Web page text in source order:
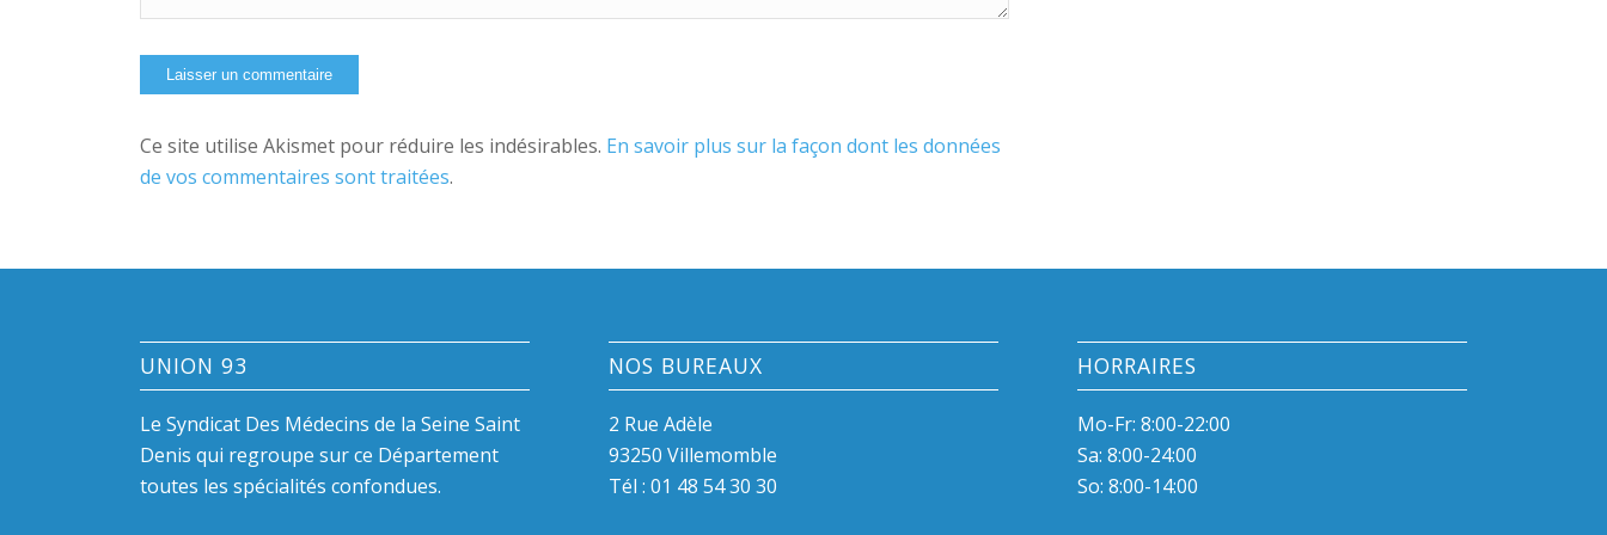
Ce site utilise Akismet pour réduire les indésirables. En savoir plus sur la façon dont les données
de vos commentaires sont traitées.
UNION 93
Le Syndicat Des Médecins de la Seine Saint
Denis qui regroupe sur ce Département
toutes les spécialités confondues.
NOS BUREAUX
2 Rue Adèle
93250 Villemomble
Tél :01 48 54 30 30
HORRAIRES
Mo-Fr: 8:00-22:00
Sa: 8:00-24:00
So: 8:00-14:00